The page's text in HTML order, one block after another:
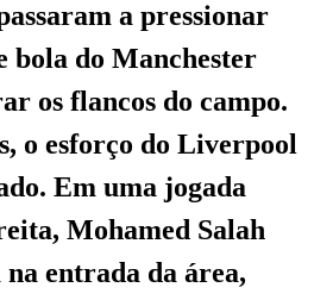
a pressionar
bola do Manchester
os flancos do campo.
o esforço do Liverpool
Em uma jogada
Mohamed Salah
na entrada da área,